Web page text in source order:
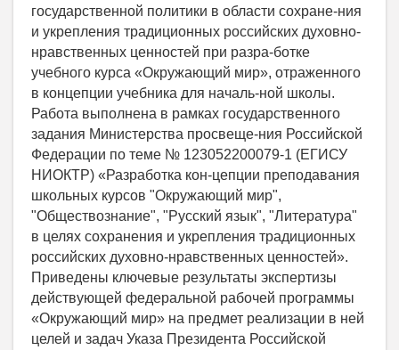
государственной политики в области сохране-ния
и укрепления традиционных российских духовно-
нравственных ценностей при разра-ботке
учебного курса «Окружающий мир», отраженного
в концепции учебника для началь-ной школы.
Работа выполнена в рамках государственного
задания Министерства просвеще-ния Российской
Федерации по теме № 123052200079-1 (ЕГИСУ
НИОКТР) «Разработка кон-цепции преподавания
школьных курсов "Окружающий мир",
"Обществознание", "Русский язык", "Литература"
в целях сохранения и укрепления традиционных
российских духовно-нравственных ценностей».
Приведены ключевые результаты экспертизы
действующей федеральной рабочей программы
«Окружающий мир» на предмет реализации в ней
целей и задач Указа Президента Российской